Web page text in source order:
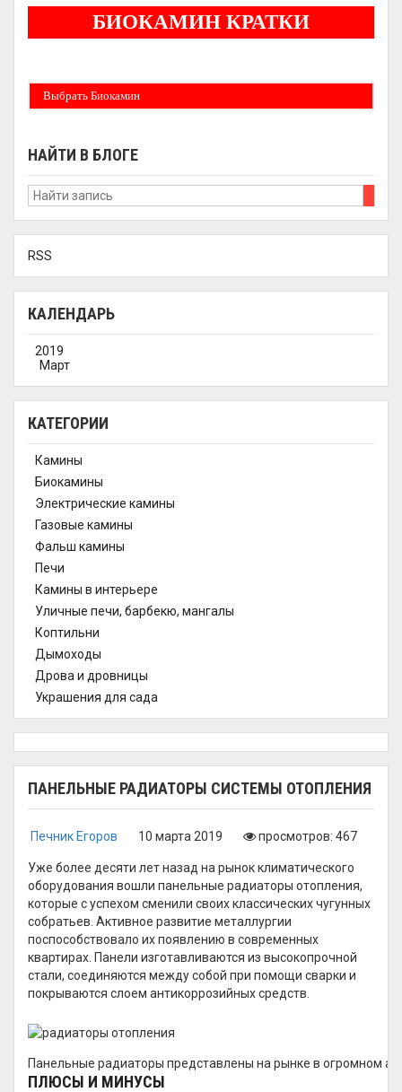
БИОКАМИН КРАТКИ
Выбрать Биокамин
НАЙТИ В БЛОГЕ
RSS
КАЛЕНДАРЬ
2019
Март
КАТЕГОРИИ
Камины
Биокамины
Электрические камины
Газовые камины
Фальш камины
Печи
Камины в интерьере
Уличные печи, барбекю, мангалы
Коптильни
Дымоходы
Дрова и дровницы
Украшения для сада
ПАНЕЛЬНЫЕ РАДИАТОРЫ СИСТЕМЫ ОТОПЛЕНИЯ
Печник Егоров 10 марта 2019 просмотров: 467
Уже более десяти лет назад на рынок климатического
оборудования вошли панельные радиаторы отопления,
которые с успехом сменили своих классических чугунных
собратьев. Активное развитие металлургии
поспособствовало их появлению в современных
квартирах. Панели изготавливаются из высокопрочной
стали, соединяются между собой при помощи сварки и
покрываются слоем антикоррозийных средств.
Панельные радиаторы представлены на рынке в огромном
ПЛЮСЫ И МИНУСЫ